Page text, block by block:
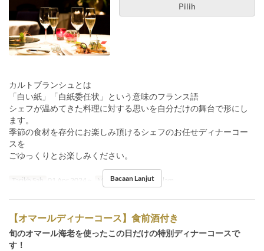
Pilih
カルトブランシュとは
「白い紙」「白紙委任状」という意味のフランス語
シェフが温めてきた料理に対する思いを自分だけの舞台で形にし
ます。
季節の食材を存分にお楽しみ頂けるシェフのお任せディナーコー
スを
ごゆっくりとお楽しみください。
Tarikh Sah 01 Apr 2024 ~ Makanan Makan Malam
Bacaan Lanjut
【オマールディナーコース】食前酒付き
旬のオマール海老を使ったこの日だけの特別ディナーコースで
す！